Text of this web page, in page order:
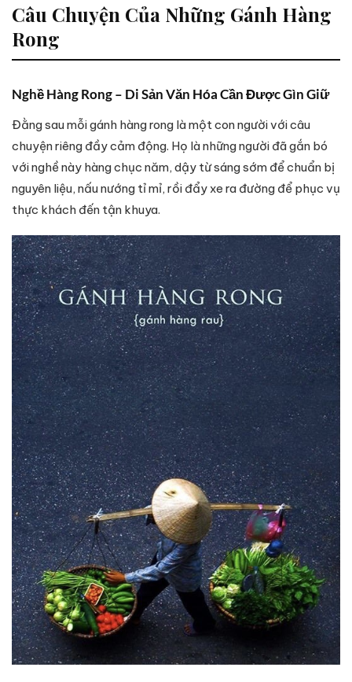
Câu Chuyện Của Những Gánh Hàng
Rong
Nghề Hàng Rong – Di Sản Văn Hóa Cần Được Gìn Giữ
Đằng sau mỗi gánh hàng rong là một con người với câu
chuyện riêng đầy cảm động. Họ là những người đã gắn bó
với nghề này hàng chục năm, dậy từ sáng sớm để chuẩn bị
nguyên liệu, nấu nướng tỉ mỉ, rồi đẩy xe ra đường để phục vụ
thực khách đến tận khuya.